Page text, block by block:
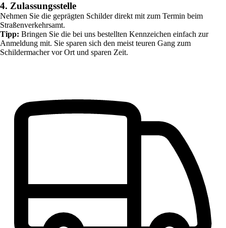
4. Zulassungsstelle
Nehmen Sie die geprägten Schilder direkt mit zum Termin beim
Straßenverkehrsamt.
Tipp: Bringen Sie die bei uns bestellten Kennzeichen einfach zur
Anmeldung mit. Sie sparen sich den meist teuren Gang zum
Schildermacher vor Ort und sparen Zeit.